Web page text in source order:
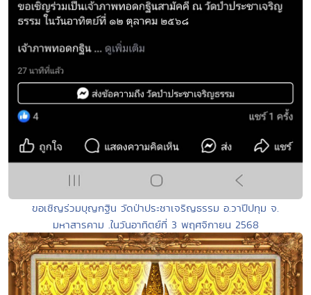
ขอเชิญร่วมบุญกฐิน วัดป่าประชาเจริญธรรม อ.วาปีปทุม จ.
มหาสารคาม .ในวันอาทิตย์ที่ 3 พฤศจิกายน 2568